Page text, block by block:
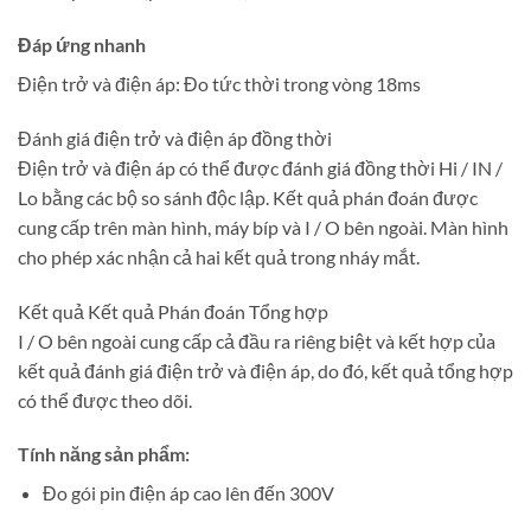
Đáp ứng nhanh
Điện trở và điện áp: Đo tức thời trong vòng 18ms
Đánh giá điện trở và điện áp đồng thời
Điện trở và điện áp có thể được đánh giá đồng thời Hi / IN /
Lo bằng các bộ so sánh độc lập. Kết quả phán đoán được
cung cấp trên màn hình, máy bíp và I / O bên ngoài. Màn hình
cho phép xác nhận cả hai kết quả trong nháy mắt.
Kết quả Kết quả Phán đoán Tổng hợp
I / O bên ngoài cung cấp cả đầu ra riêng biệt và kết hợp của
kết quả đánh giá điện trở và điện áp, do đó, kết quả tổng hợp
có thể được theo dõi.
Tính năng sản phẩm:
Đo gói pin điện áp cao lên đến 300V